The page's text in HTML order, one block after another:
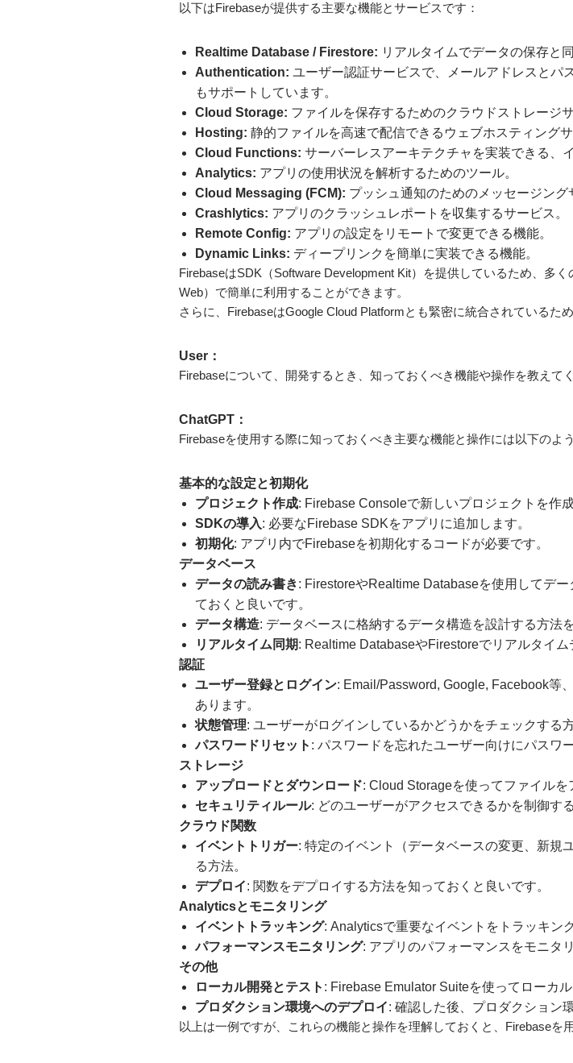
以下はFirebaseが提供する主要な機能とサービスです：
Realtime Database / Firestore: リアルタイムでデータの保存と
Authentication: ユーザー認証サービスで、メールアドレスとパ
もサポートしています。
Cloud Storage: ファイルを保存するためのクラウドストレージサ
Hosting: 静的ファイルを高速で配信できるウェブホスティングサ
Cloud Functions: サーバーレスアーキテクチャを実装できる、
Analytics: アプリの使用状況を解析するためのツール。
Cloud Messaging (FCM): プッシュ通知のためのメッセージング
Crashlytics: アプリのクラッシュレポートを収集するサービス。
Remote Config: アプリの設定をリモートで変更できる機能。
Dynamic Links: ディープリンクを簡単に実装できる機能。
FirebaseはSDK（Software Development Kit）を提供しているため、多
Web）で簡単に利用することができます。
さらに、FirebaseはGoogle Cloud Platformとも緊密に統合されているた
User：
Firebaseについて、開発するとき、知っておくべき機能や操作を教えてく
ChatGPT：
Firebaseを使用する際に知っておくべき主要な機能と操作には以下のよ
基本的な設定と初期化
プロジェクト作成: Firebase Consoleで新しいプロジェクトを作
SDKの導入: 必要なFirebase SDKをアプリに追加します。
初期化: アプリ内でFirebaseを初期化するコードが必要です。
データベース
データの読み書き: FirestoreやRealtime Databaseを使用してデ
ておくと良いです。
データ構造: データベースに格納するデータ構造を設計する方法
リアルタイム同期: Realtime DatabaseやFirestoreでリアルタイ
認証
ユーザー登録とログイン: Email/Password, Google, Facebook等
あります。
状態管理: ユーザーがログインしているかどうかをチェックする方
パスワードリセット : パスワードを忘れたユーザー向けにパスワ
ストレージ
アップロードとダウンロード: Cloud Storageを使ってファイルを
セキュリティルール: どのユーザーがアクセスできるかを制御す
クラウド関数
イベントトリガー: 特定のイベント（データベースの変更、新規
る方法。
デプロイ: 関数をデプロイする方法を知っておくと良いです。
Analyticsとモニタリング
イベントトラッキング: Analyticsで重要なイベントをトラッキン
パフォーマンスモニタリング: アプリのパフォーマンスをモニタ
その他
ローカル開発とテスト : Firebase Emulator Suiteを使ってローカ
プロダクション環境へのデプロイ: 確認した後、プロダクション
以上は一例ですが、これらの機能と操作を理解しておくと、Firebaseを